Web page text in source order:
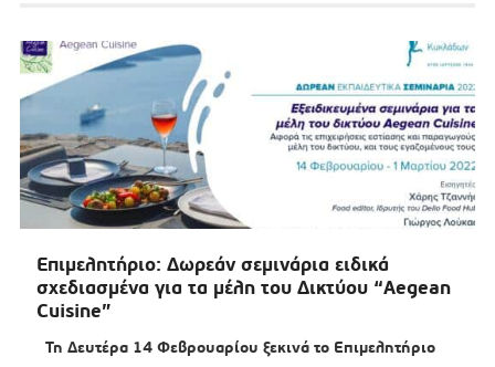
Επιμελητήριο: Δωρεάν σεμινάρια ειδικά
σχεδιασμένα για τα μέλη του Δικτύου “Aegean
Cuisine”
Τη Δευτέρα 14 Φεβρουαρίου ξεκινά το Επιμελητήριο